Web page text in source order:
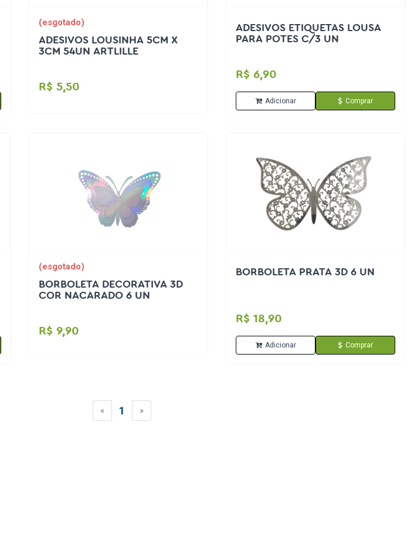
(esgotado)
ADESIVOS LOUSINHA 5CM X
3CM 54UN ARTLILLE
R$ 5,50
ADESIVOS ETIQUETAS LOUSA
PARA POTES C/3 UN
R$ 6,90
Adicionar Comprar
(esgotado)
BORBOLETA DECORATIVA 3D
COR NACARADO 6 UN
R$ 9,90
BORBOLETA PRATA 3D 6 UN
R$ 18,90
Adicionar Comprar
« 1 »